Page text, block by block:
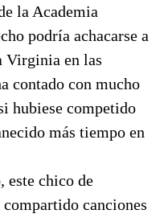
la Academia
podría achacarse a
Virginia en las
contado con mucho
hubiese competido
más tiempo en
este chico de
compartido canciones